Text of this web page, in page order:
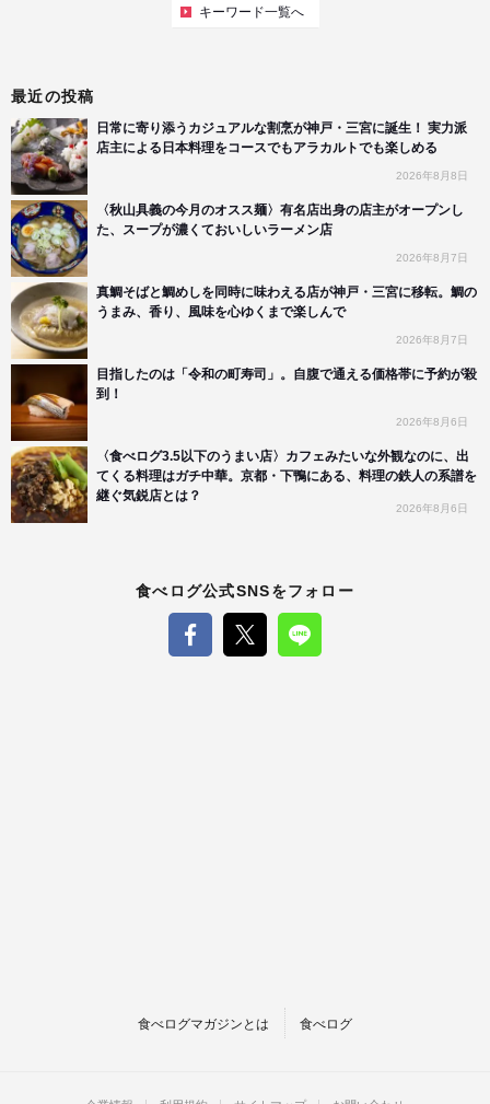
キーワード一覧へ
最近の投稿
日常に寄り添うカジュアルな割烹が神戸・三宮に誕生！ 実力派
店主による日本料理をコースでもアラカルトでも楽しめる
2026年8月8日
〈秋山具義の今月のオスス麺〉有名店出身の店主がオープンし
た、スープが濃くておいしいラーメン店
2026年8月7日
真鯛そばと鯛めしを同時に味わえる店が神戸・三宮に移転。鯛の
うまみ、香り、風味を心ゆくまで楽しんで
2026年8月7日
目指したのは「令和の町寿司」。自腹で通える価格帯に予約が殺
到！
2026年8月6日
〈食べログ3.5以下のうまい店〉カフェみたいな外観なのに、出
てくる料理はガチ中華。京都・下鴨にある、料理の鉄人の系譜を
継ぐ気鋭店とは？
2026年8月6日
食べログ公式SNSをフォロー
食べログマガジンとは 食べログ